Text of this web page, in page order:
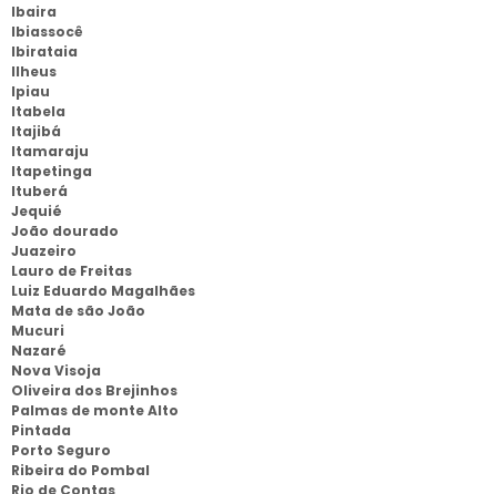
Ibaira
Ibiassocê
Ibirataia
Ilheus
Ipiau
Itabela
Itajibá
Itamaraju
Itapetinga
Ituberá
Jequié
João dourado
Juazeiro
Lauro de Freitas
Luiz Eduardo Magalhães
Mata de são João
Mucuri
Nazaré
Nova Visoja
Oliveira dos Brejinhos
Palmas de monte Alto
Pintada
Porto Seguro
Ribeira do Pombal
Rio de Contas